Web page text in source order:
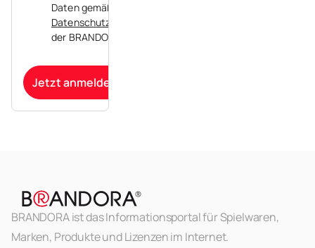
Daten gemäß der
Datenschutzerklärung
der BRANDORA zu.
Jetzt anmelden
BRANDORA ist das Informationsportal für Spielwaren,
Marken, Produkte und Lizenzen im Internet.